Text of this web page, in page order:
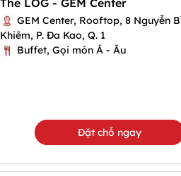
GEM Center, Rooftop, 8 Nguyễn
Khiêm, P. Đa Kao, Q. 1
Buffet, Gọi món Á - Âu
Đặt chỗ ngay